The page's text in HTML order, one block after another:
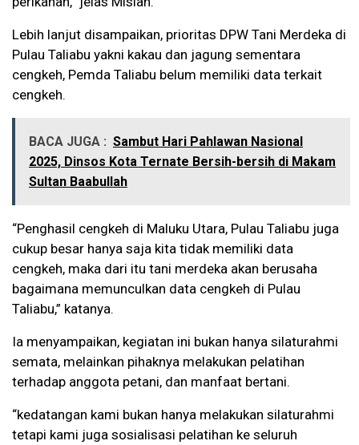
Lebih lanjut disampaikan, prioritas DPW Tani Merdeka di
Pulau Taliabu yakni kakau dan jagung sementara
cengkeh, Pemda Taliabu belum memiliki data terkait
cengkeh.
BACA JUGA : Sambut Hari Pahlawan Nasional
2025, Dinsos Kota Ternate Bersih-bersih di Makam
Sultan Baabullah
“Penghasil cengkeh di Maluku Utara, Pulau Taliabu juga
cukup besar hanya saja kita tidak memiliki data
cengkeh, maka dari itu tani merdeka akan berusaha
bagaimana memunculkan data cengkeh di Pulau
Taliabu,” katanya.
Ia menyampaikan, kegiatan ini bukan hanya silaturahmi
semata, melainkan pihaknya melakukan pelatihan
terhadap anggota petani, dan manfaat bertani.
“kedatangan kami bukan hanya melakukan silaturahmi
tetapi kami juga sosialisasi pelatihan ke seluruh